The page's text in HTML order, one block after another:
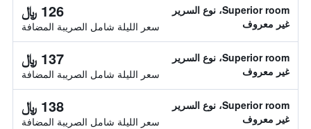
Superior room، نوع السرير
غير معروف
126 ﷼
سعر الليلة شامل الصريبة المضافة
Superior room، نوع السرير
غير معروف
137 ﷼
سعر الليلة شامل الصريبة المضافة
Superior room، نوع السرير
غير معروف
138 ﷼
سعر الليلة شامل الصريبة المضافة